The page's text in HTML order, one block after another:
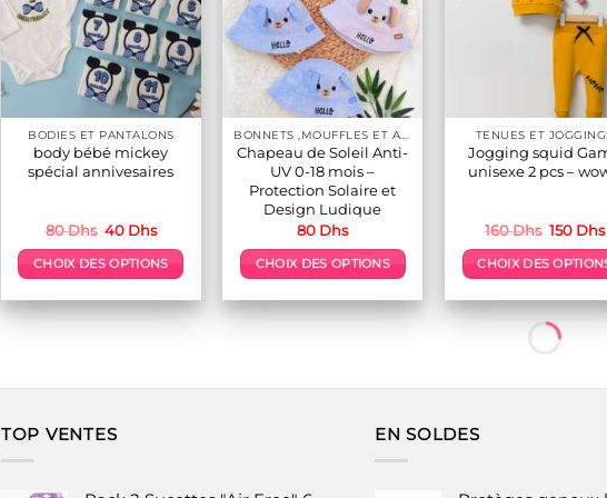
options
peuvent
être
choisies
sur
la
page
options
peuvent
choisies
sur
la
page
BODIES ET PANTALONS
body bébé mickey
spécial annivesaires
80Dhs Le
initial
était :
40 DhsLe
actuel
est :
CHOIX DES OPTIONS
produit
options
Chapeau de Soleil Anti-
UV 0-18 mois –
Protection Solaire et
Design Ludique
80 Dhs
CHOIX DES OPTIONS
produit
options
TENUES ET
Jogging squid
unisexe 2 pcs –
160Dhs Le
initial
était :
150 Dhs
CHOIX DES
produit
TOP VENTES EN SOLDES